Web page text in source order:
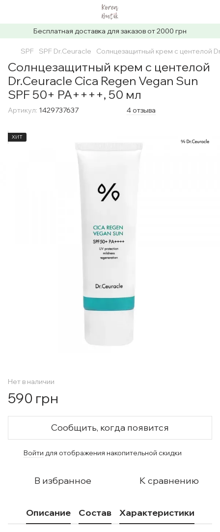
Бесплатная доставка для заказов от 2000 грн
SPF SPF Dr.Ceuracle Солнцезащитный крем с центелой
Солнцезащитный крем с центелой
Dr.Ceuracle Сica Regen Vegan Sun
SPF 50+ PA++++, 50 мл
Артикул: 1429737637 4 отзыва
ХИТ
Нет в наличии
590 грн
Сообщить, когда появится
Войти для отображения накопительной скидки
В избранное К сравнению
Описание Состав Характеристики